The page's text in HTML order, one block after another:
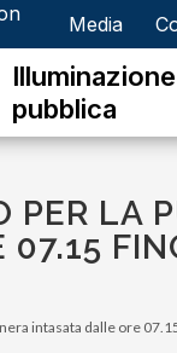
Media
Illuminazione
pubblica
PER LA
intasata dalle ore